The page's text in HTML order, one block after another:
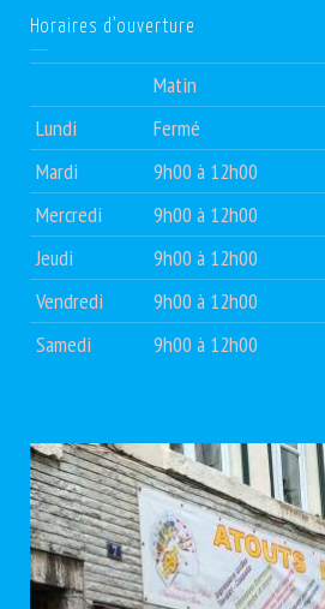
Horaires d’ouverture
Matin
Lundi
Fermé
Mardi
9h00 à 12h00
Mercredi
9h00 à 12h00
Jeudi
9h00 à 12h00
Vendredi
9h00 à 12h00
Samedi
9h00 à 12h00